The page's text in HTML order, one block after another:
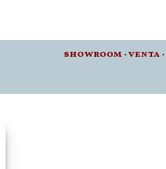
showroom ·venta ·